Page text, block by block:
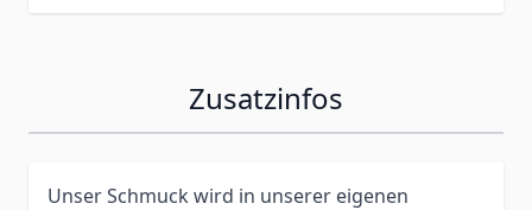
Zusatzinfos
Unser Schmuck wird in unserer eigenen